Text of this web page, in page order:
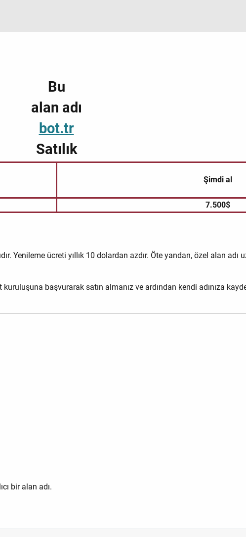
Bu
alan adı
bot.tr
Satılık
Şimdi al
7.500$
Yenileme ücreti yıllık 10 dolardan azdır. Öte yandan, özel alan adı
başvurarak satın almanız ve ardından kendi adınıza
bir alan adı.